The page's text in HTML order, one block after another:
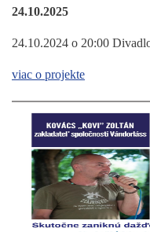
24.10.2025
24.10.2024 o 20:00
viac o projekte